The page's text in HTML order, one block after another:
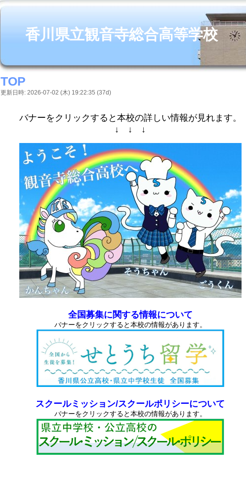
香川県立観音寺総合高等学校
TOP
更新日時: 2026-07-02 (木) 19:22:35 (37d)
バナーをクリックすると本校の詳しい情報が見れます。
↓ ↓ ↓
全国募集に関する情報について
バナーをクリックすると本校の情報があります。
スクールミッション/スクールポリシーについて
バナーをクリックすると本校の情報があります。